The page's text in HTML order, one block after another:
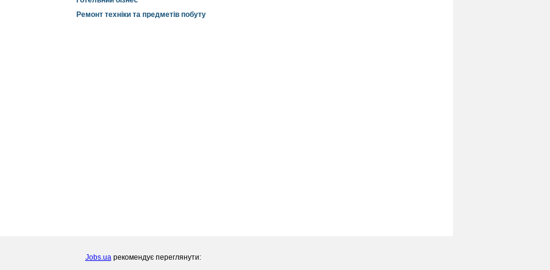
Ремонт техніки та предметів побуту
Jobs.uaрекомендує переглянути: